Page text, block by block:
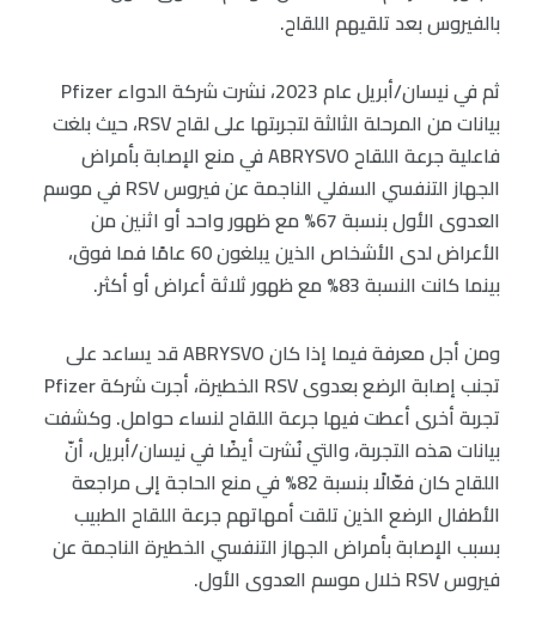
بالفيروس بعد تلقيهم اللقاح.
ثم في نيسان/أبريل عام 2023، نشرت شركة الدواء Pfizer
بيانات من المرحلة الثالثة لتجربتها على لقاح RSV، حيث بلغت
فاعلية جرعة اللقاح ABRYSVO في منع الإصابة بأمراض
الجهاز التنفسي السفلي الناجمة عن فيروس RSV في موسم
العدوى الأول بنسبة 67% مع ظهور واحد أو اثنين من
الأعراض لدى الأشخاص الذين يبلغون 60 عامًا فما فوق،
بينما كانت النسبة 83% مع ظهور ثلاثة أعراض أو أكثر.
ومن أجل معرفة فيما إذا كان ABRYSVO قد يساعد على
تجنب إصابة الرضع بعدوى RSV الخطيرة، أجرت شركة Pfizer
تجربة أخرى أعطت فيها جرعة اللقاح لنساء حوامل. وكشفت
بيانات هذه التجربة، والتي نُشرت أيضًا في نيسان/أبريل، أنّ
اللقاح كان فعّالًا بنسبة 82% في منع الحاجة إلى مراجعة
الأطفال الرضع الذين تلقت أمهاتهم جرعة اللقاح الطبيب
بسبب الإصابة بأمراض الجهاز التنفسي الخطيرة الناجمة عن
فيروس RSV خلال موسم العدوى الأول.